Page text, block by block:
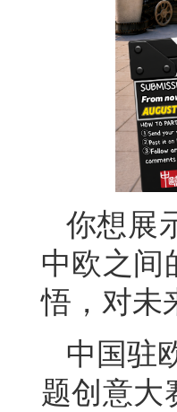
你想展
中欧之间
悟，对未
中国驻
题创意大